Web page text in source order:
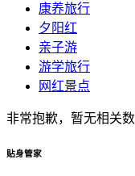
康养旅行
夕阳红
亲子游
游学旅行
网红景点
非常抱歉，暂无相关
贴身管家